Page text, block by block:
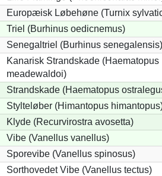
Europæisk Løbehøne (Turnix
Triel (Burhinus oedicnemus)
Senegaltriel (Burhinus senegalensis)
Kanarisk Strandskade (Haematopus
meadewaldoi)
Strandskade (Haematopus
Stylteløber (Himantopus
Klyde (Recurvirostra avosetta)
Vibe (Vanellus vanellus)
Sporevibe (Vanellus spinosus)
Sorthovedet Vibe (Vanellus tectus)